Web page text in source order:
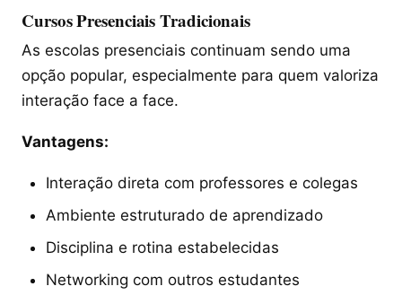
Cursos Presenciais Tradicionais
As escolas presenciais continuam sendo uma
opção popular, especialmente para quem valoriza
interação face a face.
Vantagens:
Interação direta com professores e colegas
Ambiente estruturado de aprendizado
Disciplina e rotina estabelecidas
Networking com outros estudantes